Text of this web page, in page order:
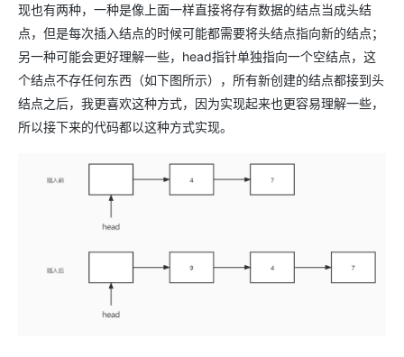
现也有两种，一种是像上面一样直接将存有数据的结点当成头结
点，但是每次插入结点的时候可能都需要将头结点指向新的结点；
另一种可能会更好理解一些，head指针单独指向一个空结点，这
个结点不存任何东西（如下图所示），所有新创建的结点都接到头
结点之后，我更喜欢这种方式，因为实现起来也更容易理解一些，
所以接下来的代码都以这种方式实现。